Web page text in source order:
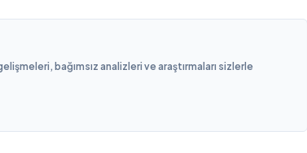
bağımsız analizleri ve araştırmaları sizlerle